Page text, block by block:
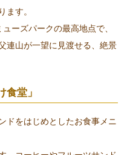
ます。
ーズパークの最高地点で、
連山が一望に見渡せる、絶景
食堂」
ドをはじめとしたお食事メニ